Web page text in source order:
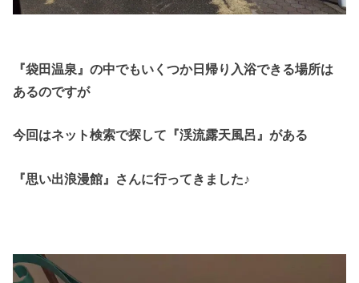
『袋田温泉』の中でもいくつか日帰り入浴できる場所は
あるのですが
今回はネット検索で探して『渓流露天風呂』がある
『思い出浪漫館』さんに行ってきました♪